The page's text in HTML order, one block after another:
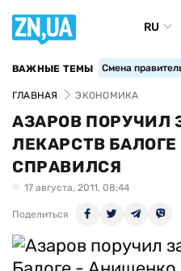
RU
ВАЖНЫЕ ТЕМЫ Смена
ГЛАВНАЯ ЭКОНОМИКА
АЗАРОВ ПОРУЧИЛ
ЛЕКАРСТВ
СПРАВИЛСЯ
17 августа, 2011, 08:44
Поделиться